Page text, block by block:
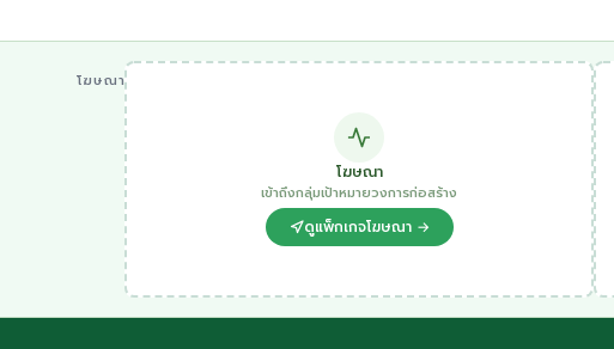
โฆษณา
โฆษณา
เข้าถึงกลุ่มเป้าหมายวงการก่อสร้าง
ดูแพ็กเกจโฆษณา →